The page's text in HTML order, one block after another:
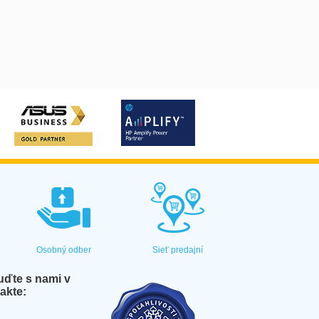
Osobný odber Sieť predajní
s nami v